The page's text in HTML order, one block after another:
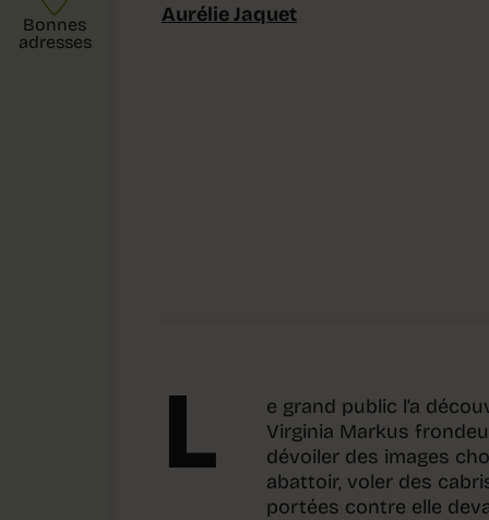
Aurélie Jaquet
L
e grand public l’a
Virginia Markus
dévoiler des images
abattoir, voler des
portées contre elle
Bonnes
adresses